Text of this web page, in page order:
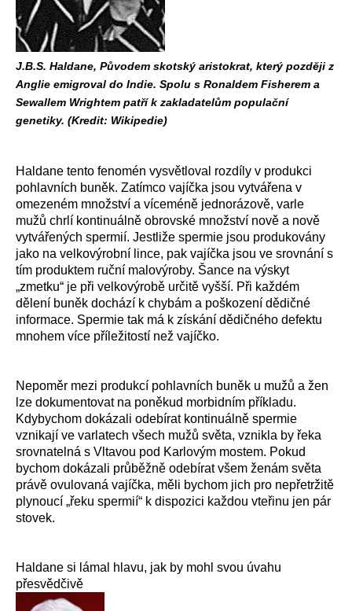
J.B.S. Haldane, Původem skotský aristokrat, který později z
Anglie emigroval do Indie. Spolu s Ronaldem Fisherem a
Sewallem Wrightem patří k zakladatelům populační
genetiky. (Kredit: Wikipedie)
Haldane tento fenomén vysvětloval rozdíly v produkci
pohlavních buněk. Zatímco vajíčka jsou vytvářena v
omezeném množství a víceméně jednorázově, varle
mužů chrlí kontinuálně obrovské množství nově a nově
vytvářených spermií. Jestliže spermie jsou produkovány
jako na velkovýrobní lince, pak vajíčka jsou ve srovnání s
tím produktem ruční malovýroby. Šance na výskyt
„zmetku“ je při velkovýrobě určitě vyšší. Při každém
dělení buněk dochází k chybám a poškození dědičné
informace. Spermie tak má k získání dědičného defektu
mnohem více příležitostí než vajíčko.
Nepoměr mezi produkcí pohlavních buněk u mužů a žen
lze dokumentovat na poněkud morbidním příkladu.
Kdybychom dokázali odebírat kontinuálně spermie
vznikají ve varlatech všech mužů světa, vznikla by řeka
srovnatelná s Vltavou pod Karlovým mostem. Pokud
bychom dokázali průběžně odebírat všem ženám světa
právě ovulovaná vajíčka, měli bychom jich pro nepřetržitě
plynoucí „řeku spermií“ k dispozici každou vteřinu jen pár
stovek.
Haldane si lámal hlavu, jak by mohl svou úvahu
přesvědčivě